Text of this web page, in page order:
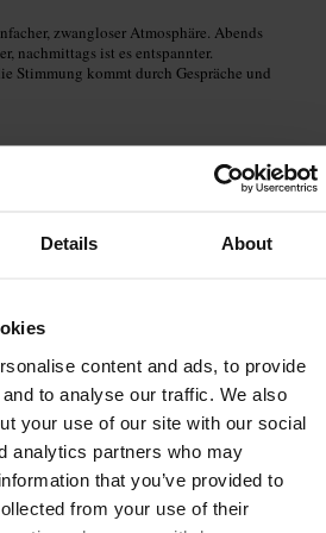
Details About
content and ads, to provide
to analyse our traffic. We also
your use of our site with our social
analytics partners who may
that you’ve provided to
from your use of their
zwangloser Atmosphäre. Abends
nachmittags ist es entspannter.
Stimmung kommt durch Gespräche und
mit einem Spaziergang durch Temple
du früher kommen, wenn du einen